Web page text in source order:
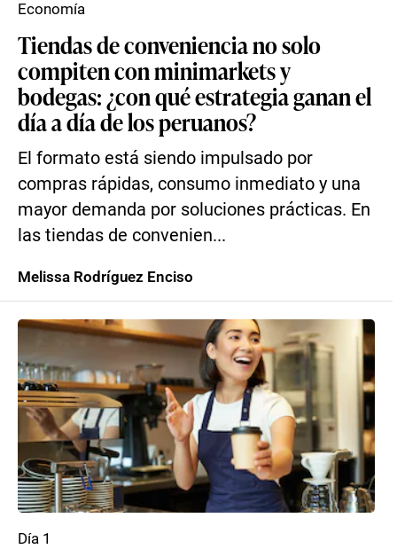
Tiendas de conveniencia no solo
compiten con minimarkets y
bodegas: ¿con qué estrategia ganan el
día a día de los peruanos?
El formato está siendo impulsado por
compras rápidas, consumo inmediato y una
mayor demanda por soluciones prácticas. En
las tiendas de convenien...
Economía
Melissa Rodríguez Enciso
Día 1